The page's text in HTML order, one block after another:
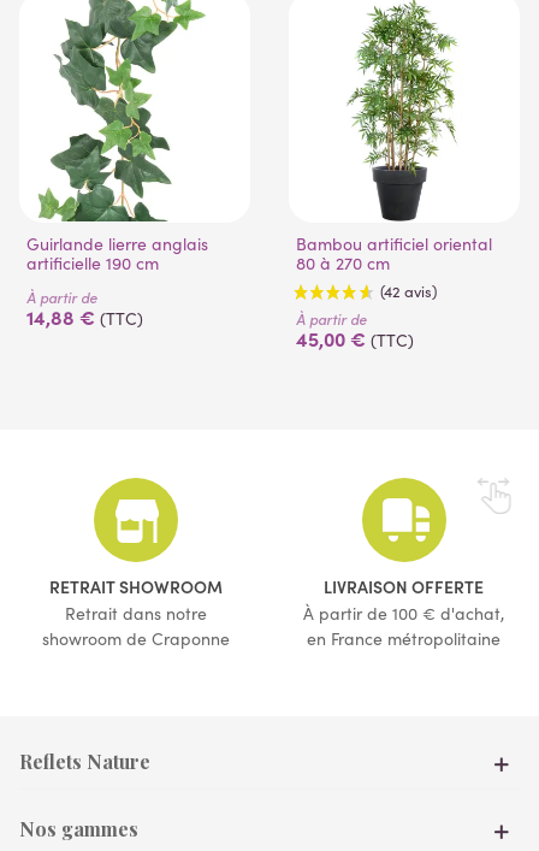
Guirlande lierre anglais
artificielle 190 cm
À partir de
14,88 € (TTC)
Bambou artificiel oriental
80 à 270 cm
(42 avis)
À partir de
45,00 € (TTC)
RETRAIT SHOWROOM
Retrait dans notre
showroom de Craponne
LIVRAISON OFFERTE
À partir de 100 € d'achat,
en France métropolitaine
Reflets Nature
Nos gammes